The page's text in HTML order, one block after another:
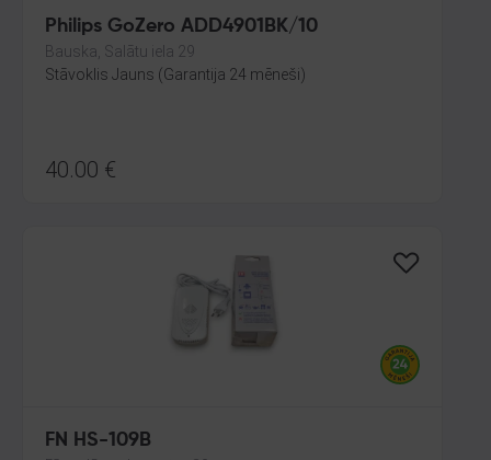
Philips GoZero ADD4901BK/10
Bauska, Salātu iela 29
Stāvoklis Jauns (Garantija 24 mēneši)
40.00 €
FN HS-109B